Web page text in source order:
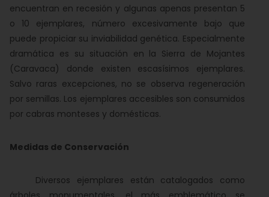
encuentran en recesión y algunas apenas presentan 5
o 10 ejemplares, número excesivamente bajo que
puede propiciar su inviabilidad genética. Especialmente
dramática es su situación en la Sierra de Mojantes
(Caravaca) donde existen escasísimos ejemplares.
Salvo raras excepciones, no se observa regeneración
por semillas. Los ejemplares accesibles son consumidos
por cabras monteses y domésticas.
Medidas de Conservación
Diversos ejemplares están catalogados como